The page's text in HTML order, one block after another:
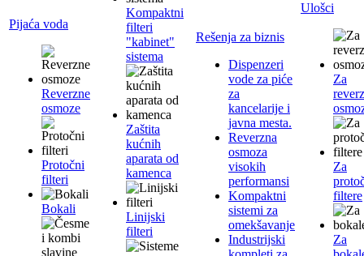
Pijaća voda
Reverzne
osmoze
Protočni
filteri
Bokali
Kompaktni
filteri
"kabinet"
sistema
Zaštita
kućnih
aparata od
kamenca
Linijski
filteri
Rešenja za biznis
Dispenzeri
vode za piće
za
kancelarije i
javna mesta.
Reverzna
osmoza
visokih
performansi
Kompaktni
sistemi za
omekšavanje
Industrijski
Ulošci
Za
Za
filtere
Za